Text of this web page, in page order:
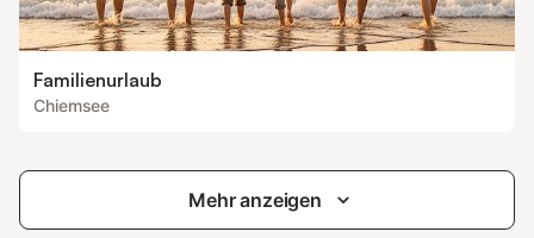
Familienurlaub
Chiemsee
Mehr anzeigen